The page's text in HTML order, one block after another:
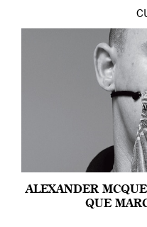
ALEXANDER
QUE